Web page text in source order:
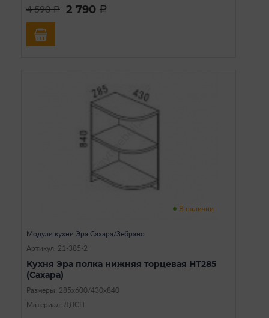
4 590a 2 790 a
В наличии
Модули кухни Эра Сахара/Зебрано
Артикул: 21-385-2
Кухня Эра полка нижняя торцевая НТ285
(Сахара)
Размеры: 285х600/430х840
Материал: ЛДСП